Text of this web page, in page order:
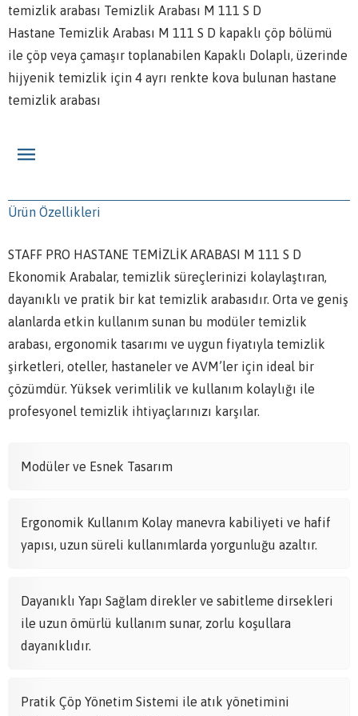
temizlik arabası Temizlik Arabası M 111 S D
Hastane Temizlik Arabası M 111 S D kapaklı çöp bölümü
ile çöp veya çamaşır toplanabilen Kapaklı Dolaplı, üzerinde
hijyenik temizlik için 4 ayrı renkte kova bulunan hastane
temizlik arabası
Ürün Özellikleri
STAFF PRO HASTANE TEMİZLİK ARABASI M 111 S D
Ekonomik Arabalar, temizlik süreçlerinizi kolaylaştıran,
dayanıklı ve pratik bir kat temizlik arabasıdır. Orta ve geniş
alanlarda etkin kullanım sunan bu modüler temizlik
arabası, ergonomik tasarımı ve uygun fiyatıyla temizlik
şirketleri, oteller, hastaneler ve AVM’ler için ideal bir
çözümdür. Yüksek verimlilik ve kullanım kolaylığı ile
profesyonel temizlik ihtiyaçlarınızı karşılar.
Modüler ve Esnek Tasarım
Ergonomik Kullanım Kolay manevra kabiliyeti ve hafif
yapısı, uzun süreli kullanımlarda yorgunluğu azaltır.
Dayanıklı Yapı Sağlam direkler ve sabitleme dirsekleri
ile uzun ömürlü kullanım sunar, zorlu koşullara
dayanıklıdır.
Pratik Çöp Yönetim Sistemi ile atık yönetimini